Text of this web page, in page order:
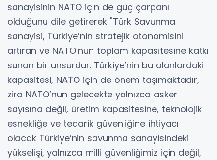
sanayisinin NATO için de güç çarpanı
olduğunu dile getirerek "Türk Savunma
sanayisi, Türkiye’nin stratejik otonomisini
artıran ve NATO’nun toplam kapasitesine katkı
sunan bir unsurdur. Türkiye’nin bu alanlardaki
kapasitesi, NATO için de önem taşımaktadır,
zira NATO’nun gelecekte yalnızca asker
sayısına değil, üretim kapasitesine, teknolojik
esnekliğe ve tedarik güvenliğine ihtiyacı
olacak Türkiye’nin savunma sanayisindeki
yükselişi, yalnızca milli güvenliğimiz için değil,